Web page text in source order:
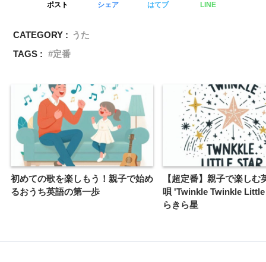
ポスト シェア はてブ LINE
CATEGORY : うた
TAGS :
定番
初めての歌を楽しもう！親子で始め
るおうち英語の第一歩
【超定番】親子で楽しむ
唄 'Twinkle Twinkle
らきら星